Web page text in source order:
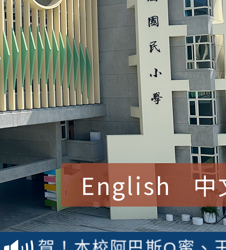
English 中
賀！本校參加桃園市中
賽 洪綺君教師榮獲社
賀！本校阿巴斯O蜜、